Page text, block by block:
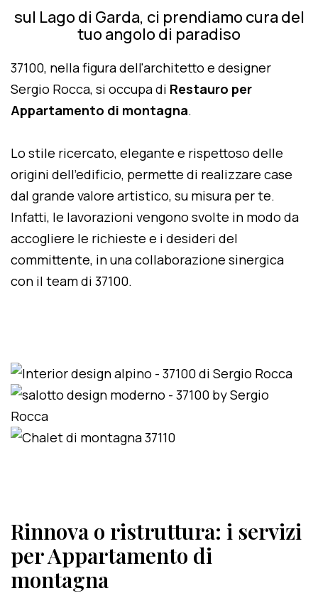
sul Lago di Garda, ci prendiamo cura del
tuo angolo di paradiso
37100, nella figura dell'architetto e designer
Sergio Rocca, si occupa di Restauro per
Appartamento di montagna.
Lo stile ricercato, elegante e rispettoso delle
origini dell'edificio, permette di realizzare case
dal grande valore artistico, su misura per te.
Infatti, le lavorazioni vengono svolte in modo da
accogliere le richieste e i desideri del
committente, in una collaborazione sinergica
con il team di 37100.
Rinnova o ristruttura: i servizi
per Appartamento di
montagna